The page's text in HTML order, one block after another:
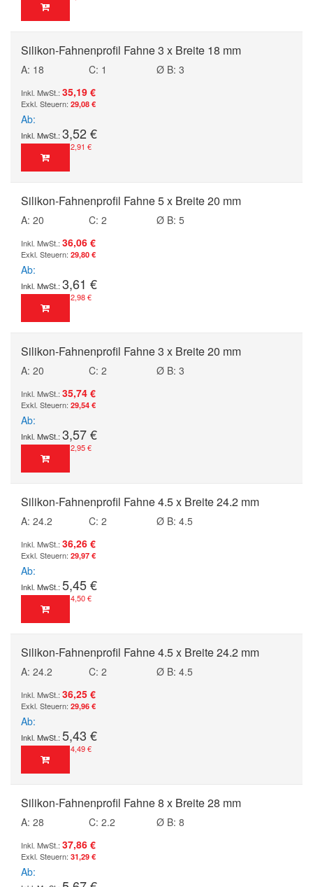
Silikon-Fahnenprofil Fahne 3 x Breite 18 mm
A: 18 C: 1
Ø B: 3
35,19 €
29,08 €
Ab
3,52 €
2,91 €
Silikon-Fahnenprofil Fahne 5 x Breite 20 mm
A: 20 C: 2
Ø B: 5
36,06 €
29,80 €
Ab
3,61 €
2,98 €
Silikon-Fahnenprofil Fahne 3 x Breite 20 mm
A: 20 C: 2
Ø B: 3
35,74 €
29,54 €
Ab
3,57 €
2,95 €
Silikon-Fahnenprofil Fahne 4.5 x Breite 24.2 mm
A: 24.2 C: 2
Ø B: 4.5
36,26 €
29,97 €
Ab
5,45 €
4,50 €
Silikon-Fahnenprofil Fahne 4.5 x Breite 24.2 mm
A: 24.2 C: 2
Ø B: 4.5
36,25 €
29,96 €
Ab
5,43 €
4,49 €
Silikon-Fahnenprofil Fahne 8 x Breite 28 mm
A: 28 C: 2.2
Ø B: 8
37,86 €
31,29 €
Ab